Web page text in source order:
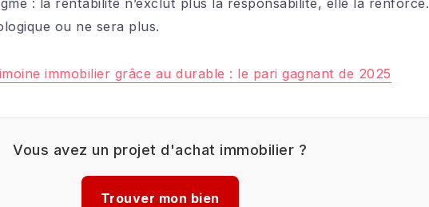
ou ne sera plus.
immobilier grâce au durable : le pari gagnant de 2025
Vous avez un projet d'achat immobilier ?
Trouver mon bien